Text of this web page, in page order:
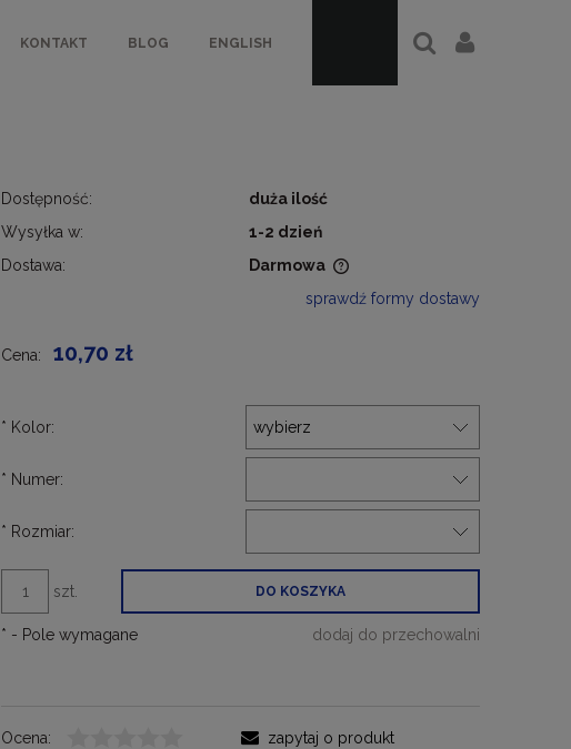
KONTAKT BLOG ENGLISH
Dostępność:
duża ilość
Wysyłka w:
1-2 dzień
Dostawa:
Darmowa
kosztów płatności
sprawdź formy dostawy
Cena: 10,70 zł
* Kolor:
* Numer:
* Rozmiar:
szt. DO KOSZYKA
dodaj do przechowalni
* - Pole wymagane
Ocena:
zapytaj o produkt